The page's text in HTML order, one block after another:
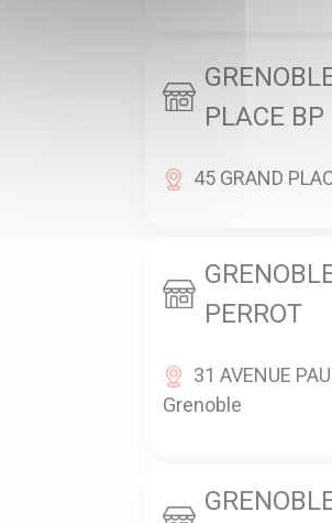
PLACE BP
45 GRAND
PERROT
31 AVENUE
Grenoble